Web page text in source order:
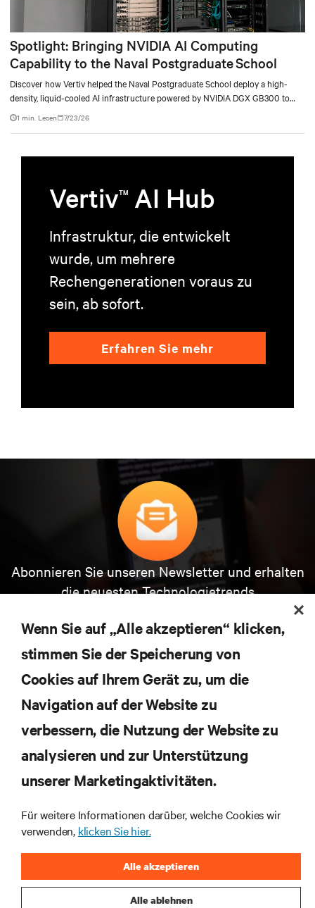
Spotlight: Bringing NVIDIA AI Computing
Capability to the Naval Postgraduate School
Discover how Vertiv helped the Naval Postgraduate School deploy a high-
density, liquid-cooled AI infrastructure powered by NVIDIA DGX GB300 to
accelerate AI research, education, and mission-critical innovation.
1 min. Lesen 7/23/26
VertivTM AI Hub
Infrastruktur, die entwickelt
wurde, um mehrere
Rechengenerationen voraus zu
sein, ab sofort.
Erfahren Sie mehr
Abonnieren Sie unseren Newsletter und erhalten
die neuesten Technologietrends
Themen der Branche, mit aktuellen Diskussionen
und Einblicken von Experten in das
Rechenzentrums- und Infrastrukturmanagement.
JETZT ANMELDEN
RESSOURCEN
SUPPORT
UNTERNEHMEN
Wenn Sie auf „Alle akzeptieren“ klicken,
stimmen Sie der Speicherung von
Cookies auf Ihrem Gerät zu, um die
Navigation auf der Website zu
verbessern, die Nutzung der Website zu
analysieren und zur Unterstützung
unserer Marketingaktivitäten.
Für weitere Informationen darüber, welche Cookies wir
verwenden, klicken Sie hier.
Alle ablehnen
Alle akzeptieren